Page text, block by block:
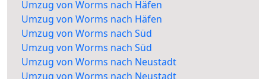
Umzug von Worms nach Häfen
Umzug von Worms nach Häfen
Umzug von Worms nach Süd
Umzug von Worms nach Süd
Umzug von Worms nach Neustadt
Umzug von Worms nach Neustadt